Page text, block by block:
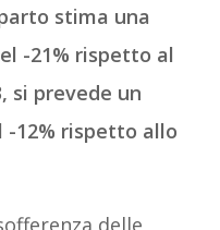
stima una
-21% rispetto al
si prevede un
-12% rispetto allo